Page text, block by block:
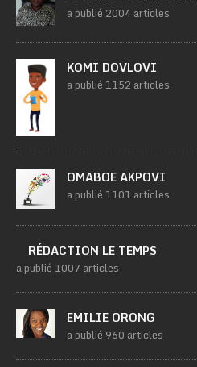
a publié 2004 articles
KOMI DOVLOVI
a publié 1152 articles
OMABOE AKPOVI
a publié 1101 articles
RÉDACTION LE TEMPS
a publié 1007 articles
EMILIE ORONG
a publié 960 articles